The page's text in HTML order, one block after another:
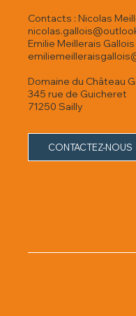
Contacts : Nicolas
Emilie Meillerais
Domaine du Château
345 rue de Guicheret
71250 Sailly
CONTACTEZ-NOUS